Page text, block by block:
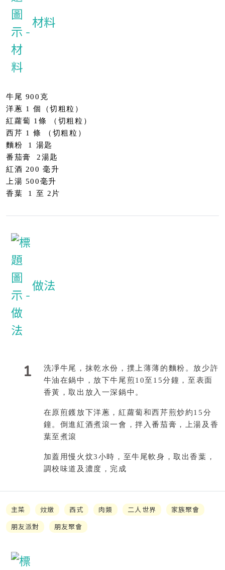
材料
牛尾 900克
洋蔥 1 個（切粗粒）
紅蘿蔔 1條 （切粗粒）
西芹 1 條 （切粗粒）
麵粉
1 湯匙
番茄膏 2湯匙
紅酒 200 毫升
上湯 500毫升
香葉 1 至 2片
做法
1
洗凈牛尾，抹乾水份，撲上薄薄的麵粉。放少許
牛油在鍋中，放下牛尾煎10至15分鐘，至表面
香黃，取出放入一深鍋中。
在原煎鑊放下洋蔥，紅蘿蔔和西芹煎炒約15分
鐘。倒進紅酒煮滾一會，拌入番茄膏，上湯及香
葉至煮滾
加蓋用慢火炆3小時，至牛尾軟身，取出香葉，
調校味道及濃度，完成
主菜 炆燉 西式 肉類 二人世界
家族聚會
朋友派對
朋友聚會